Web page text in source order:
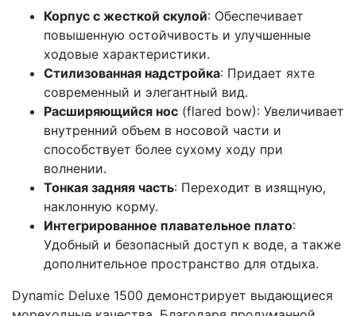
Корпус с жесткой скулой: Обеспечивает
повышенную остойчивость и улучшенные
ходовые характеристики.
Стилизованная надстройка: Придает яхте
современный и элегантный вид.
Расширяющийся нос (flared bow): Увеличивает
внутренний объем в носовой части и
способствует более сухому ходу при
волнении.
Тонкая задняя часть: Переходит в изящную,
наклонную корму.
Интегрированное плавательное плато:
Удобный и безопасный доступ к воде, а также
дополнительное пространство для отдыха.
Dynamic Deluxe 1500 демонстрирует выдающиеся